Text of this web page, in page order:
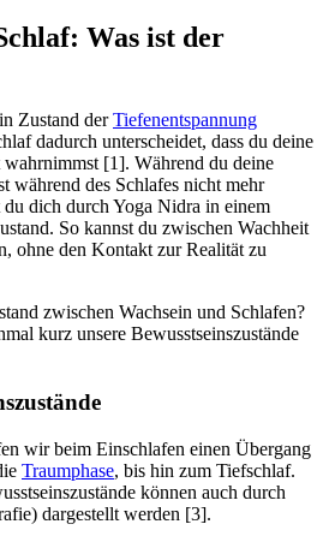
Was ist der
Zustand derTiefenentspannung
dadurch unterscheidet, dass du deine
[1]. Während du deine
während des Schlafes nicht mehr
du dich durch Yoga Nidra in einem
So kannst du zwischen Wachheit
ohne den Kontakt zur Realität zu
zwischen Wachsein und Schlafen?
kurz unsere Bewusstseinszustände
wir beim Einschlafen einen Übergang
Traumphase, bis hin zum Tiefschlaf.
können auch durch
dargestellt werden [3].